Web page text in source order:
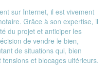
sur Internet, il est vivement
Grâce à son expertise, il
du projet et anticiper les
de vendre le bien,
de situations qui, bien
et blocages ultérieurs.